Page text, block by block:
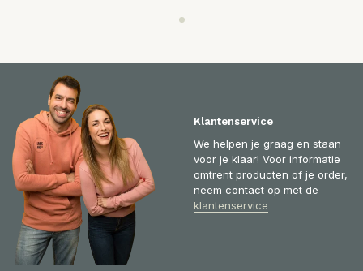
Klantenservice
We helpen je graag en staan
voor je klaar! Voor informatie
omtrent producten of je order,
neem contact op met de
klantenservice